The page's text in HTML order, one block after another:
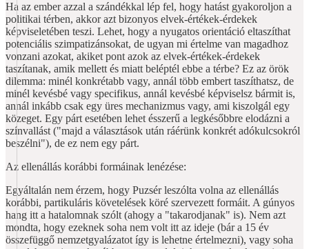
Ha az ember azzal a szándékkal lép fel, hogy hatást gyakoroljon a
politikai térben, akkor azt bizonyos elvek-értékek-érdekek
képviseletében teszi. Lehet, hogy a nyugatos orientáció eltaszíthat
potenciális szimpatizánsokat, de ugyan mi értelme van magadhoz
vonzani azokat, akiket pont azok az elvek-értékek-érdekek
taszítanak, amik mellett és miatt beléptél ebbe a térbe? Ez az örök
dilemma: minél konkrétabb vagy, annál több embert taszíthatsz, de
minél kevésbé vagy specifikus, annál kevésbé képviselsz bármit is,
annál inkább csak egy üres mechanizmus vagy, ami kiszolgál egy
közeget. Egy párt esetében lehet ésszerű a legkésőbbre elodázni a
színvallást ("majd a választások után ráérünk konkrét adókulcsokról
beszélni"), de ez nem egy párt.
Az ellenállás korábbi formáinak lenézése:
Egyáltalán nem érzem, hogy Puzsér leszólta volna az ellenállás
korábbi, partikuláris követelések köré szervezett formáit. A gúnyos
hang itt a hatalomnak szólt (ahogy a "takarodjanak" is). Nem azt
mondta, hogy ezeknek soha nem volt itt az ideje (bár a 15 év
összefüggő nemzetgyalázatot így is lehetne értelmezni), vagy soha